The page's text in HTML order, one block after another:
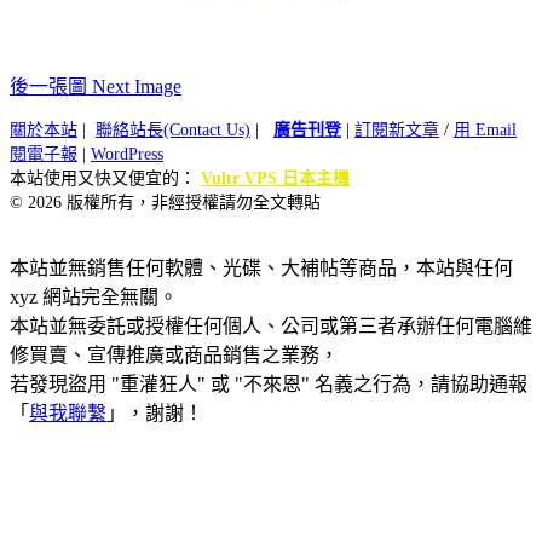
後一張圖 Next Image
關於本站 聯絡站長(Contact Us) 廣告刊登| 訂閱新文章 / 用 Email
閱電子報
WordPress
本站使用又快又便宜的： Vultr VPS 日本主機
© 2026 版權所有，非經授權請勿全文轉貼
本站並無銷售任何軟體、光碟、大補帖等商品，本站與任何
xyz 網站完全無關。
本站並無委託或授權任何個人、公司或第三者承辦任何電腦維
修買賣、宣傳推廣或商品銷售之業務，
若發現盜用 "重灌狂人" 或 "不來恩" 名義之行為，請協助通報
「 與我聯繫 」，謝謝！